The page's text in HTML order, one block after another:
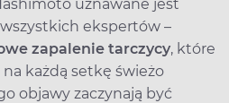
uznawane jest
ekspertów –
zapalenie tarczycy, które
każdą setkę świeżo
objawy zaczynają być